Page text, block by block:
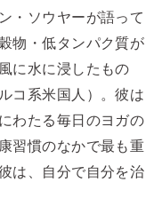
・ソウヤーが語って
物・低タンパク質が
に水に浸したもの
コ系米国人）。彼は
わたる毎日のヨガの
習慣のなかで最も重
は、自分で自分を治